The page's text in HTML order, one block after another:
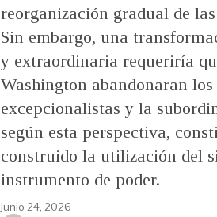
reorganización gradual de
Sin embargo, una
y extraordinaria requeriría
Washington abandonaran
excepcionalistas y la
según esta perspectiva,
construido la utilización del
instrumento de poder.
junio 24, 2026